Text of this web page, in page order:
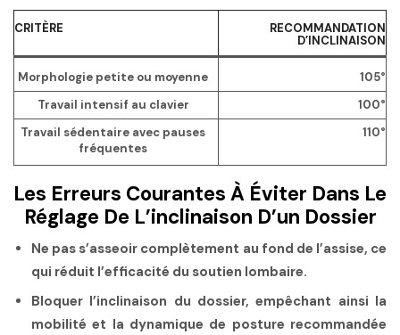
CRITÈRE
RECOMMANDATION
D’INCLINAISON
Morphologie petite ou moyenne
105°
Travail intensif au clavier
100°
Travail sédentaire avec pauses
fréquentes
110°
Les Erreurs Courantes À Éviter Dans Le
Réglage De L’inclinaison D’un Dossier
Ne pas s’asseoir complètement au fond de l’assise, ce
qui réduit l’efficacité du soutien lombaire.
Bloquer l’inclinaison du dossier, empêchant ainsi la
mobilité et la dynamique de posture recommandée